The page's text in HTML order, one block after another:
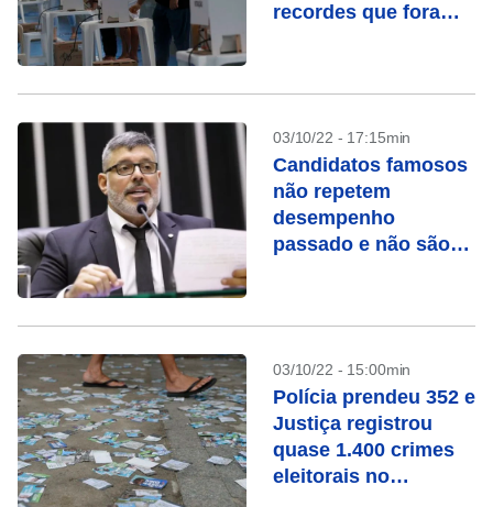
recordes que foram
03/10/22 - 17:15min
Candidatos famosos
não repetem
desempenho
passado e não são
03/10/22 - 15:00min
Polícia prendeu 352 e
Justiça registrou
quase 1.400 crimes
eleitorais no